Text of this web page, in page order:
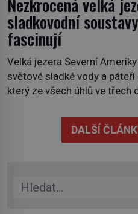
sladkovodní
fascinují
Velká jezera Severní
světové sladké vody a
který ze všech úhlů ve třech
premiéře jej uvidíte na
července. Hořejší jezero,
DALŠÍ